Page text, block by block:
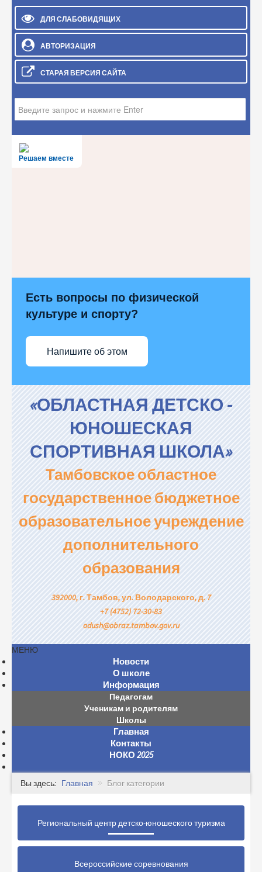
ДЛЯ СЛАБОВИДЯЩИХ
АВТОРИЗАЦИЯ
СТАРАЯ ВЕРСИЯ САЙТА
Решаем вместе
Есть вопросы по физической
культуре и спорту?
Напишите об этом
«ОБЛАСТНАЯ ДЕТСКО -
ЮНОШЕСКАЯ
СПОРТИВНАЯ ШКОЛА»
Тамбовское областное
государственное бюджетное
образовательное учреждение
дополнительного
образования
392000, г. Тамбов, ул. Володарского, д. 7
+7 (4752) 72-30-83
odush@obraz.tambov.gov.ru
МЕНЮ
Новости
О школе
Информация
Педагогам
Ученикам и родителям
Школы
Главная
Контакты
НОКО 2025
Вы здесь: Главная Блог категории
Региональный центр детско-юношеского туризма
Всероссийские соревнования